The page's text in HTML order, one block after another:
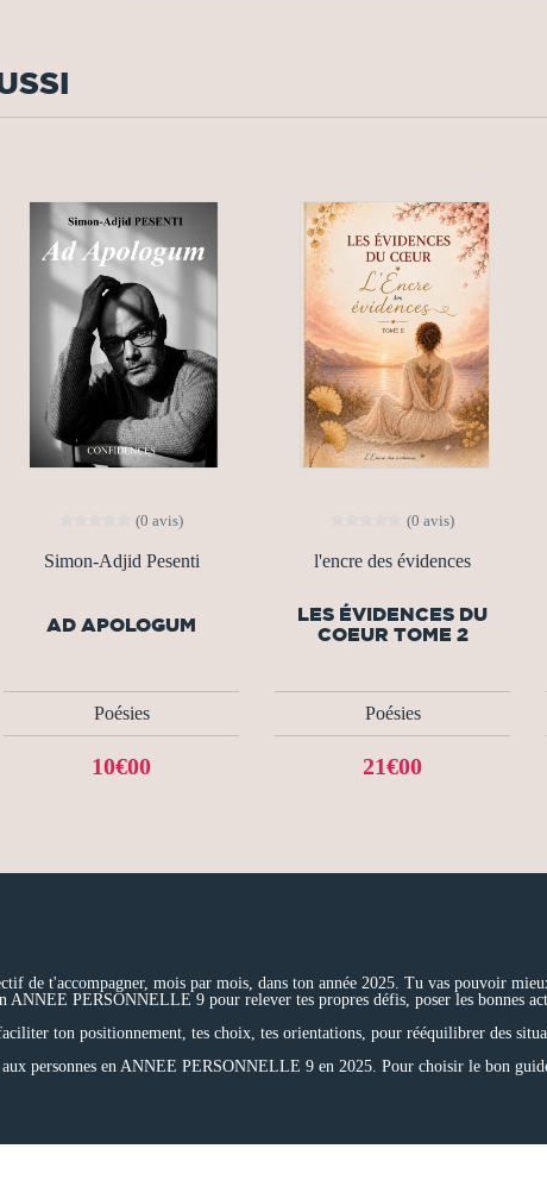
(0 avis)
Simon-Adjid Pesenti
AD APOLOGUM
Poésies
10€00
(0 avis)
l'encre des évidences
LES ÉVIDENCES DU
COEUR TOME 2
Poésies
21€00
de t'accompagner, mois par mois, dans ton année 2025. Tu vas pouvoir
ANNEE PERSONNELLE 9 pour relever tes propres défis, poser les bonnes
ton positionnement, tes choix, tes orientations, pour rééquilibrer des
personnes en ANNEE PERSONNELLE 9 en 2025. Pour choisir le bon